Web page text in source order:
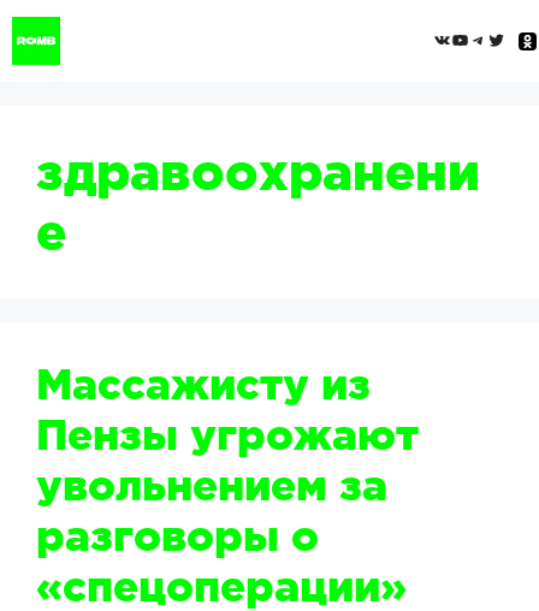
Перейти
здравоохранени
е
Массажисту из
Пензы угрожают
увольнением за
разговоры о
«спецоперации»